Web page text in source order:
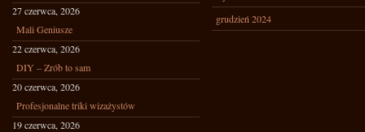
27 czerwca, 2026
Mali Geniusze
22 czerwca, 2026
DIY – Zrób to sam
20 czerwca, 2026
Profesjonalne triki wizażystów
19 czerwca, 2026
grudzień 2024